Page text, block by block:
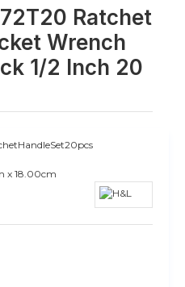
Ratchet
Wrench
1/2 Inch 20
x 18.00cm